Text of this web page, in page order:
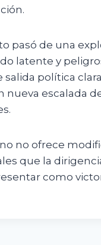
pasó de una
latente y
salida política
nueva escalada
no ofrece
que la
como